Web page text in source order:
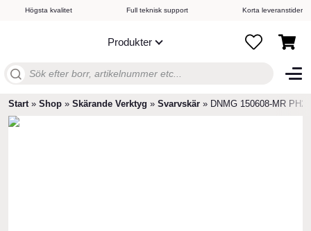
Högsta kvalitet Full teknisk support Korta leveranstider
Produkter
Sök
Start» Shop » Skärande Verktyg » Svarvskär » DNMG 150608-MR